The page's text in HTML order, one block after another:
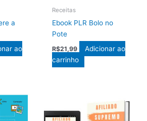
a
ao
Receitas
Ebook PLR Bolo no
Pote
R$21,99
Adicionar ao
carrinho